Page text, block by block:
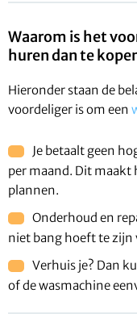
Waarom is het
huren dan te
Hieronder staan de
voordeliger is om een
Je betaalt geen
per maand. Dit
plannen.
Onderhoud en
niet bang hoeft te zijn
Verhuis je? Dan
of de wasmachine